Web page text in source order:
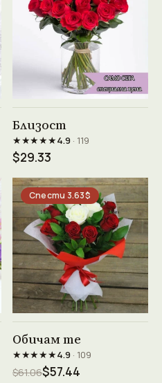
Близост
★★★★★4.9· 119
$29.33
Спести 3.63$
Обичам те
★★★★★4.9· 109
$61.06$57.44